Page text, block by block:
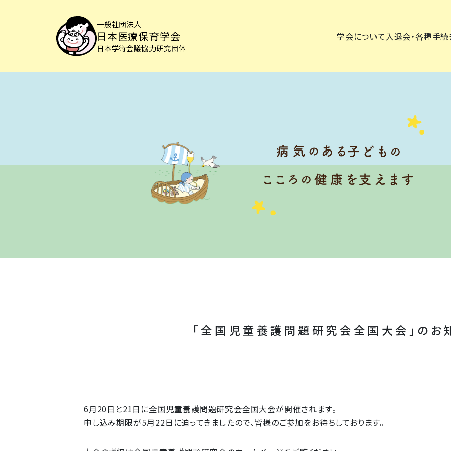
一般社団法人
日本医療保育学会
日本学術会議協力研究団体
学会について 入退会・各種手続
「全国児童養護問題研究会全国大会」のお
6月20日と21日に全国児童養護問題研究会全国大会が開催されます。
申し込み期限が5月22日に迫ってきましたので、皆様のご参加をお待ちしております。